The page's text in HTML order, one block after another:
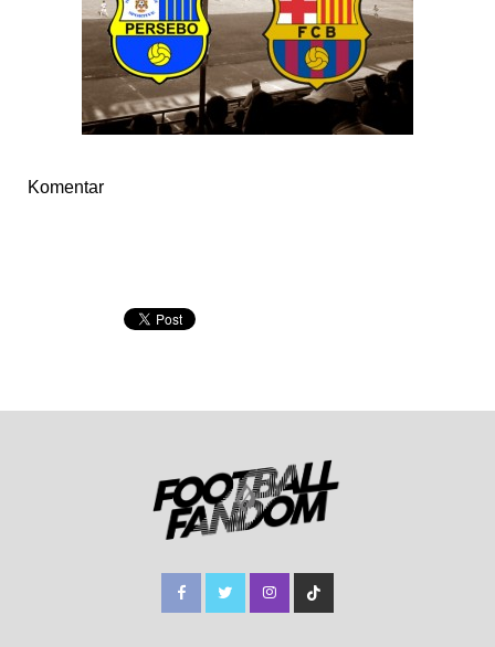
Komentar